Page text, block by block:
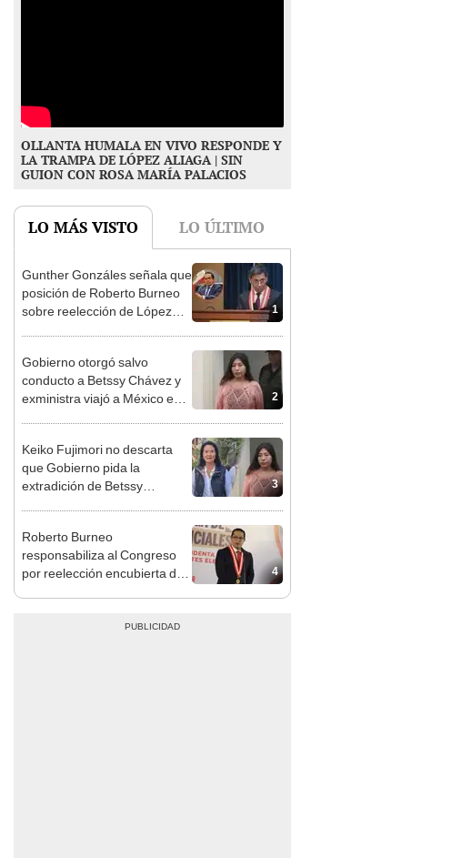
OLLANTA HUMALA EN VIVO RESPONDE Y
LA TRAMPA DE LÓPEZ ALIAGA | SIN
GUION CON ROSA MARÍA PALACIOS
LO MÁS VISTO LO ÚLTIMO
1
Gunther Gonzáles señala que
posición de Roberto Burneo
sobre reelección de López
2
Gobierno otorgó salvo
conducto a Betssy Chávez y
exministra viajó a México en
3
Keiko Fujimori no descarta
que Gobierno pida la
extradición de Betssy
4
Roberto Burneo
responsabiliza al Congreso
por reelección encubierta de